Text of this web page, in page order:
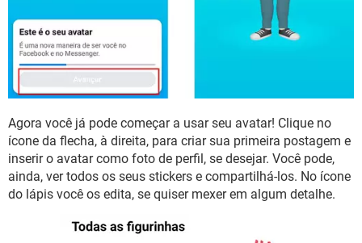
Agora você já pode começar a usar seu avatar! Clique no
ícone da flecha, à direita, para criar sua primeira postagem e
inserir o avatar como foto de perfil, se desejar. Você pode,
ainda, ver todos os seus stickers e compartilhá-los. No ícone
do lápis você os edita, se quiser mexer em algum detalhe.